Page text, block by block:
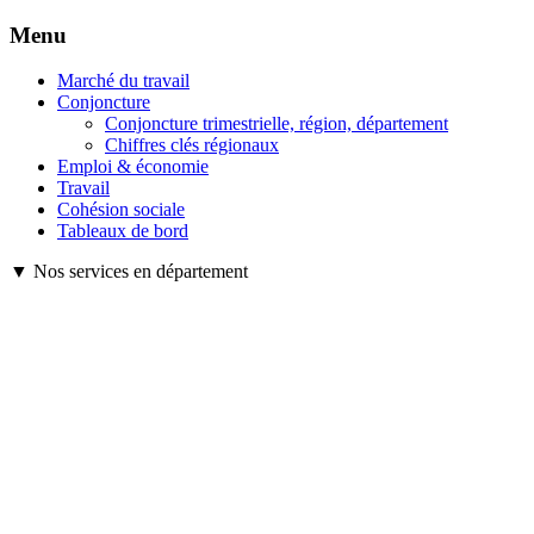
Menu
Marché du travail
Conjoncture
Conjoncture trimestrielle, région, département
Chiffres clés régionaux
Emploi & économie
Travail
Cohésion sociale
Tableaux de bord
▼ Nos services en département